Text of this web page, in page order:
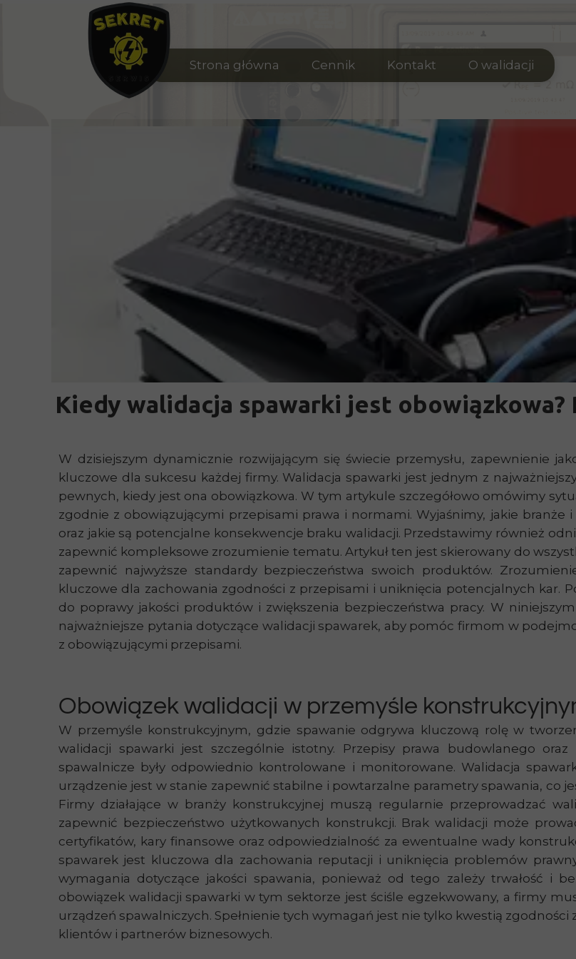
Strona główna Cennik Kontakt O walidacji
Kiedy walidacja spawarki jest obowiązkowa?
W dzisiejszym dynamicznie rozwijającym się świecie przemysłu, zapewnienie
kluczowe dla sukcesu każdej firmy. Walidacja spawarki jest jednym z
pewnych, kiedy jest ona obowiązkowa. W tym artykule szczegółowo omówimy
zgodnie z obowiązującymi przepisami prawa i normami. Wyjaśnimy, jakie
oraz jakie są potencjalne konsekwencje braku walidacji. Przedstawimy również
zapewnić kompleksowe zrozumienie tematu. Artykuł ten jest skierowany do
zapewnić najwyższe standardy bezpieczeństwa swoich produktów.
kluczowe dla zachowania zgodności z przepisami i uniknięcia potencjalnych kar.
do poprawy jakości produktów i zwiększenia bezpieczeństwa pracy. W
najważniejsze pytania dotyczące walidacji spawarek, aby pomóc firmom w
z obowiązującymi przepisami.
Obowiązek walidacji w przemyśle
W przemyśle konstrukcyjnym, gdzie spawanie odgrywa kluczową rolę w
walidacji spawarki jest szczególnie istotny. Przepisy prawa budowlanego
spawalnicze były odpowiednio kontrolowane i monitorowane. Walidacja
urządzenie jest w stanie zapewnić stabilne i powtarzalne parametry spawania, co
Firmy działające w branży konstrukcyjnej muszą regularnie przeprowadzać
zapewnić bezpieczeństwo użytkowanych konstrukcji. Brak walidacji może
certyfikatów, kary finansowe oraz odpowiedzialność za ewentualne wady
spawarek jest kluczowa dla zachowania reputacji i uniknięcia problemów
wymagania dotyczące jakości spawania, ponieważ od tego zależy trwałość i
obowiązek walidacji spawarki w tym sektorze jest ściśle egzekwowany, a firmy
urządzeń spawalniczych. Spełnienie tych wymagań jest nie tylko kwestią
klientów i partnerów biznesowych.